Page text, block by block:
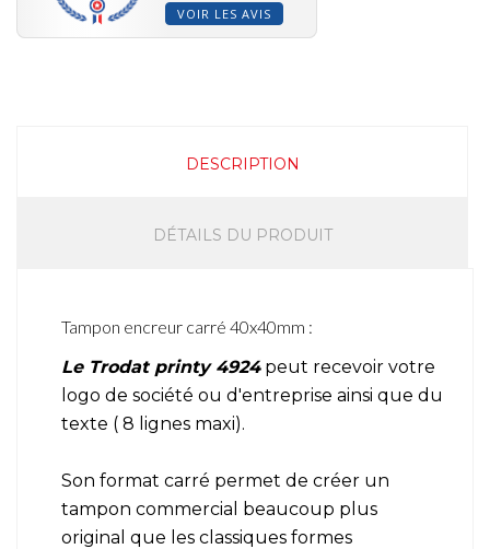
VOIR LES AVIS
DESCRIPTION
DÉTAILS DU PRODUIT
Tampon encreur carré 40x40mm :
Le Trodat printy 4924peut recevoir votre
logo de société ou d'entreprise ainsi que du
texte ( 8 lignes maxi).
Son format carré permet de créer un
tampon commercial beaucoup plus
original que les classiques formes